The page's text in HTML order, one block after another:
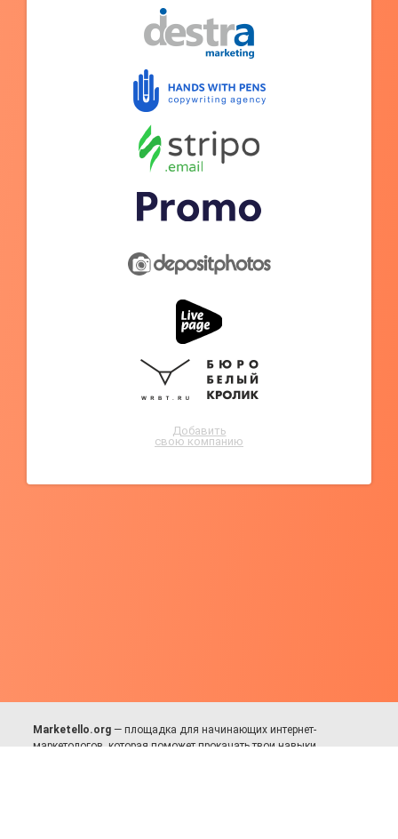
Добавить
свою компанию
Marketello.org — площадка для начинающих интернет-
маркетологов, которая поможет прокачать твои навыки.